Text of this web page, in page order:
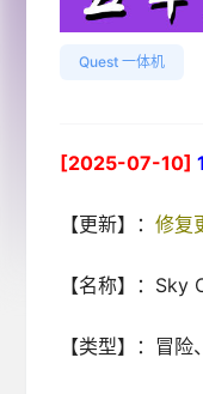
Quest 一体机
[2025-07-10]
【更新】： 修复
【名称】：Sky
【类型】：冒